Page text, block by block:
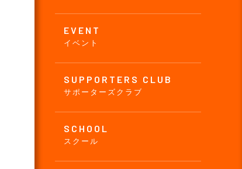
EVENT
イベント
SUPPORTERS CLUB
サポーターズクラブ
SCHOOL
スクール